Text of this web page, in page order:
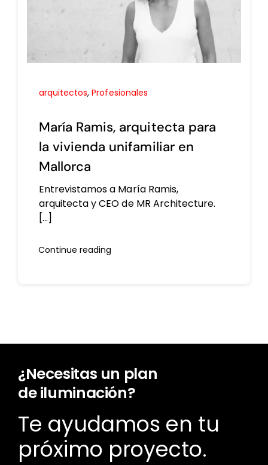
arquitectos,Profesionales
María Ramis, arquitecta para
la vivienda unifamiliar en
Mallorca
Entrevistamos a María Ramis,
arquitecta y CEO de MR Architecture.
[...]
Continue reading
¿Necesitas un plan
de iluminación?
Te ayudamos en tu
próximo proyecto.